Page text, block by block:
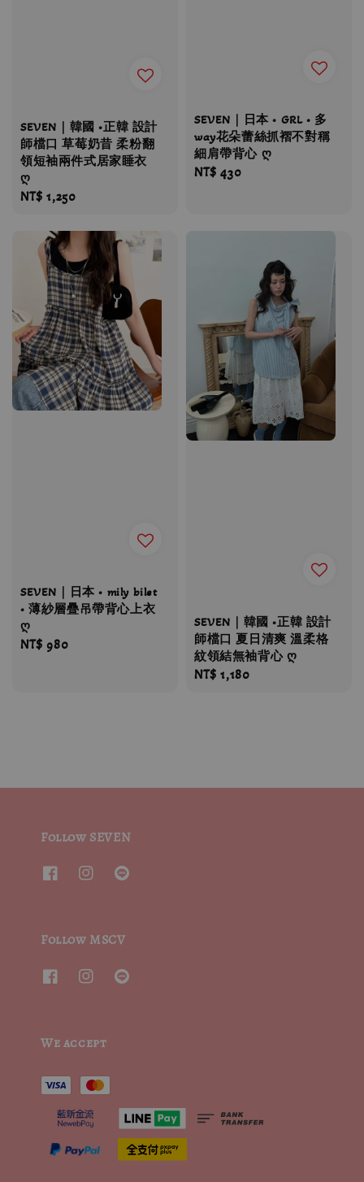
SEVEN｜韓國 •正韓 設計
師檔口 草莓奶昔 柔粉翻
領短袖兩件式居家睡衣
ღ
Regular
NT$ 1,250
SEVEN｜日本 • GRL • 多
way花朵蕾絲抓褶不對稱
細肩帶背心 ღ
Regular
NT$ 430
SEVEN｜日本 • mily bilet
• 薄紗層疊吊帶背心上衣
ღ
Regular
NT$ 980
SEVEN｜韓國 •正韓 設計
師檔口 夏日清爽 溫柔格
紋領結無袖背心 ღ
Regular
NT$ 1,180
Follow SEVEN
Follow MSCV
We accept